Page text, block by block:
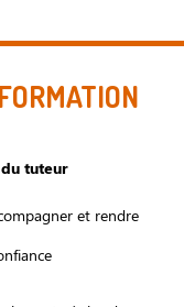
tuteur
et rendre